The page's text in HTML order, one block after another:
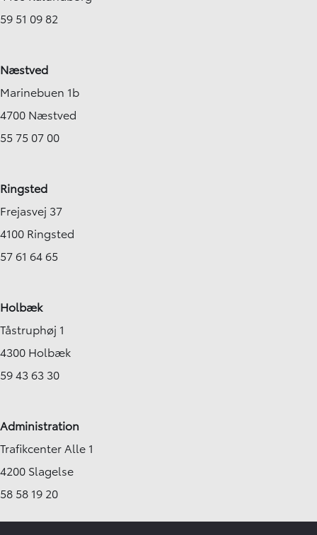
59 51 09 82
Næstved
Marinebuen 1b
4700 Næstved
55 75 07 00
Ringsted
Frejasvej 37
4100 Ringsted
57 61 64 65
Holbæk
Tåstruphøj 1
4300 Holbæk
59 43 63 30
Administration
Trafikcenter Alle 1
4200 Slagelse
58 58 19 20